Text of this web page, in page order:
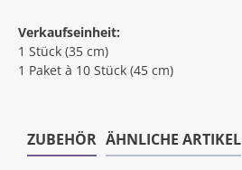
Verkaufseinheit:
1 Stück (35 cm)
1 Paket à 10 Stück (45 cm)
ZUBEHÖR ÄHNLICHE ARTIKEL